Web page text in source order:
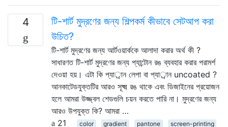
4
টি-শার্ট মুদ্রণের জন্য শিল্পকর্ম কীভাবে সেটআপ করা
উচিত?
টি-শার্ট মুদ্রণের জন্য আর্টওয়ার্ককে আলাদা করার অর্থ কী ?
সাধারণত টি-শার্ট মুদ্রণের জন্য প্যান্টোন রঙ ব্যবহার করার পরামর্শ
দেওয়া হয়। এটা কি প্যার্ান লেপা বা প্যার্ান uncoated ?
আনকাটেডযুক্তটির আরও সূক্ষ্ম রঙ থাকে এবং ডিজাইনের প্রয়োজন
হলে আমরা উজ্জ্বল শেডগুলি চয়ন করতে পারি না। মুদ্রণের জন্য
আরও উপযুক্ত কি? আমরা …
21
color gradient pantone screen-printing